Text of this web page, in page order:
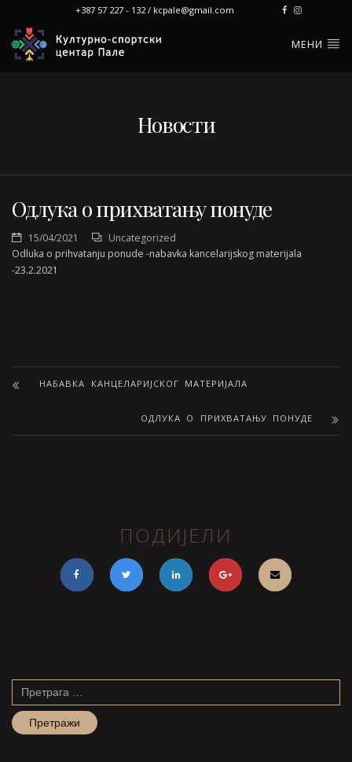
+387 57 227 - 132 / kcpale@gmail.com
МЕНИ
Новости
Одлука о прихватању понуде
15/04/2021
Uncategorized
Odluka o prihvatanju ponude -nabavka kancelarijskog materijala
-23.2.2021
НАБАВКА КАНЦЕЛАРИЈСКОГ МАТЕРИЈАЛА
ОДЛУКА О ПРИХВАТАЊУ ПОНУДЕ
ПОДИЈЕЛИ